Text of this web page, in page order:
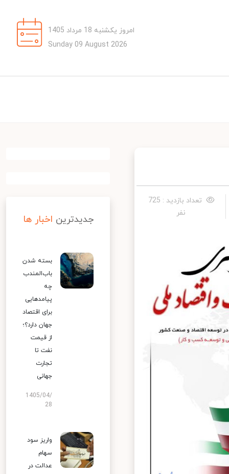
امروز یکشنبه 18 مرداد 1405
Sunday 09 August 2026
تعداد بازدید : 725
نفر
جدیدترین اخبار ها
بسته شدن
باب‌المندب
چه
پیامدهایی
برای اقتصاد
جهان دارد؟؛
از قیمت
نفت تا
تجارت
جهانی
1405/04/
28
واریز سود
سهام
عدالت در